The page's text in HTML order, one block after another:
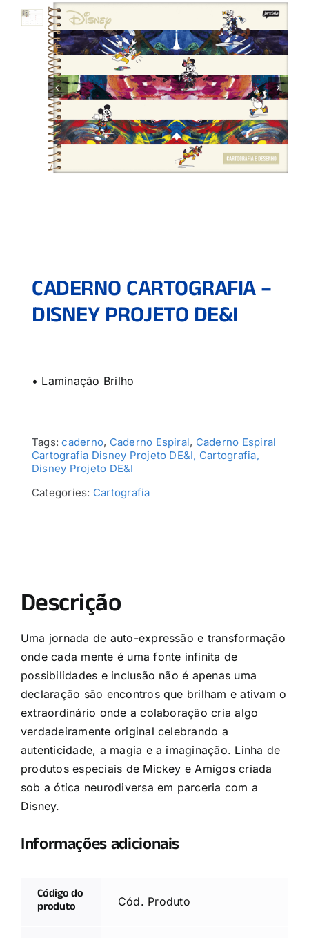
CADERNO CARTOGRAFIA –
DISNEY PROJETO DE&I
• Laminação Brilho
Tags:caderno, Caderno Espiral, Caderno Espiral
Cartografia Disney Projeto DE&I, Cartografia,
Disney Projeto DE&I
Categories: Cartografia
Descrição
Uma jornada de auto-expressão e transformação
onde cada mente é uma fonte infinita de
possibilidades e inclusão não é apenas uma
declaração são encontros que brilham e ativam o
extraordinário onde a colaboração cria algo
verdadeiramente original celebrando a
autenticidade, a magia e a imaginação. Linha de
produtos especiais de Mickey e Amigos criada
sob a ótica neurodiversa em parceria com a
Disney.
Informações adicionais
Código do
produto Cód. Produto